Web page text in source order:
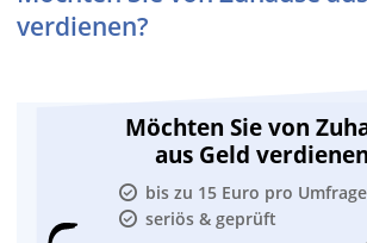
verdienen?
Möchten Sie von
aus Geld
bis zu 15 Euro pro Umfrage
seriös & geprüft